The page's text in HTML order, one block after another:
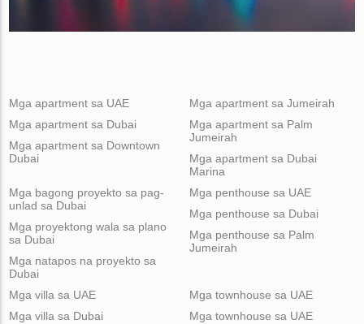
Mga apartment sa UAE
Mga apartment sa Dubai
Mga apartment sa Downtown
Dubai
Mga apartment sa Jumeirah
Mga apartment sa Palm
Jumeirah
Mga apartment sa Dubai
Marina
Mga bagong proyekto sa pag-
unlad sa Dubai
Mga proyektong wala sa plano
sa Dubai
Mga natapos na proyekto sa
Dubai
Mga penthouse sa UAE
Mga penthouse sa Dubai
Mga penthouse sa Palm
Jumeirah
Mga villa sa UAE
Mga villa sa Dubai
Mga townhouse sa UAE
Mga townhouse sa UAE